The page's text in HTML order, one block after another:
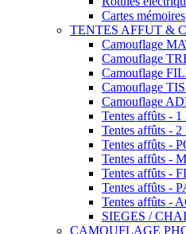
Cartes mémoires
TENTES AFFUT &
Camouflage
Camouflage
Camouflage
Camouflage
Camouflage
Tentes affûts -
Tentes affûts -
Tentes affûts -
Tentes affûts -
Tentes affûts -
Tentes affûts -
Tentes affûts -
SIEGES /
CAMOUFLAGE